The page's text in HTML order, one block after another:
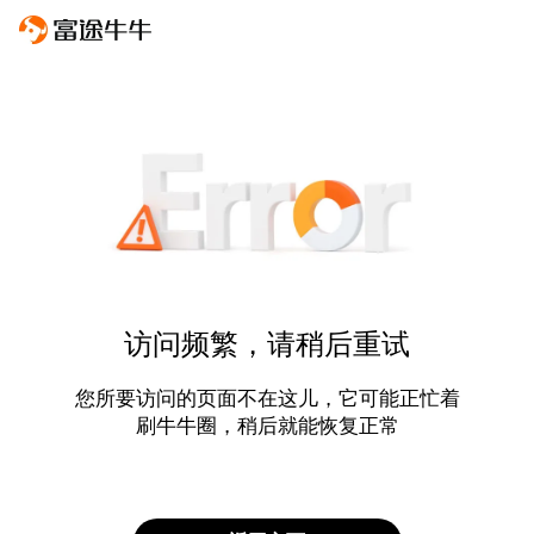
访问频繁，请稍后重试
您所要访问的页面不在这儿，它可能正忙着
刷牛牛圈，稍后就能恢复正常